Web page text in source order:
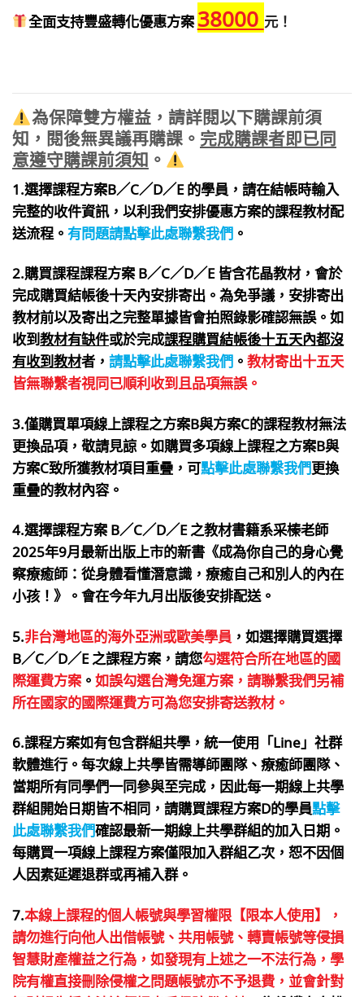
全面支持豐盛轉化優惠方案38000 元！
為保障雙方權益，請詳閱以下購課前須
知，閱後無異議再購課。 完成購課者即已同
意遵守購課前須知 。
1.選擇課程方案B／C／D／E 的學員，請在結帳時輸入
完整的收件資訊，以利我們安排優惠方案的課程教材配
送流程。 有問題請點擊此處聯繫我們 。
2.購買課程課程方案 B／C／D／E 皆含花晶教材，會於
完成購買結帳後十天內安排寄出。為免爭議，安排寄出
教材前以及寄出之完整單據皆會拍照錄影確認無誤。如
收到教材有缺件或於完成課程購買結帳後十五天內都沒
有收到教材者， 請點擊此處聯繫我們 。 教材寄出十五天
皆無聯繫者視同已順利收到且品項無誤。
3.僅購買單項線上課程之方案B與方案C的課程教材無法
更換品項，敬請見諒。如購買多項線上課程之方案B與
方案C致所獲教材項目重疊， 可點擊此處聯繫我們更換
重疊的教材內容。
4.選擇課程方案 B／C／D／E 之教材書籍系采榛老師
2025年9月最新出版上市的新書《成為你自己的身心覺
察療癒師：從身體看懂潛意識，療癒自己和別人的內在
小孩！》。會在今年九月出版後安排配送。
5.非台灣地區的海外亞洲或歐美學員 ，如選擇購買選擇
B／C／D／E 之課程方案，請您勾選符合所在地區的國
際運費方案。 如誤勾選台灣免運方案，請聯繫我們另補
所在國家的國際運費方可為您安排寄送教材。
6.課程方案如有包含群組共學，統一使用「Line」社群
軟體進行。每次線上共學皆需導師團隊、療癒師團隊、
當期所有同學們一同參與至完成，因此每一期線上共學
群組開始日期皆不相同，請購買課程方案D的學員點擊
此處聯繫我們確認最新一期線上共學群組的加入日期。
每購買一項線上課程方案僅限加入群組乙次，恕不因個
人因素延遲退群或再補入群。
7.本線上課程的個人帳號與學習權限【限本人使用】，
請勿進行向他人出借帳號、共用帳號、轉賣帳號等侵損
智慧財產權益之行為，如發現有上述之一不法行為，學
院有權直接刪除侵權之問題帳號亦不予退費，並會針對